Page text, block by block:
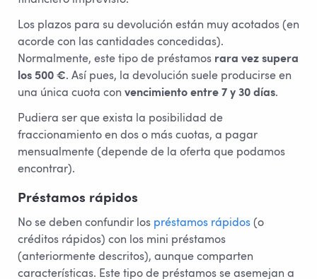
Los plazos para su devolución están muy acotados (en
acorde con las cantidades concedidas).
Normalmente, este tipo de préstamos rara vez supera
los 500 €. Así pues, la devolución suele producirse en
una única cuota con vencimiento entre 7 y 30 días.
Pudiera ser que exista la posibilidad de
fraccionamiento en dos o más cuotas, a pagar
mensualmente (depende de la oferta que podamos
encontrar).
Préstamos rápidos
No se deben confundir los préstamos rápidos (o
créditos rápidos) con los mini préstamos
(anteriormente descritos), aunque comparten
características. Este tipo de préstamos se asemejan a